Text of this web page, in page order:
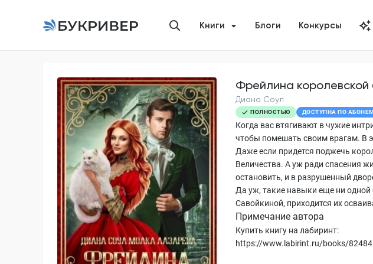
Книги Блоги Конкурсы
Фрейлина королевской
Диана Соул
ПОЛНОСТЬЮ ДОСТУПНА ПО
Когда вас втягивают в чужие
чтобы помешать своим врагам. В
Даже если придется поджечь
Величества. А уж ради спасения
остановить, и в разрушенный
Да уж, такие навыки еще ни одной
Савойкиной, приходится их
Примечание автора
Купить книгу на лабиринт:
https://www.labirint.ru/books/